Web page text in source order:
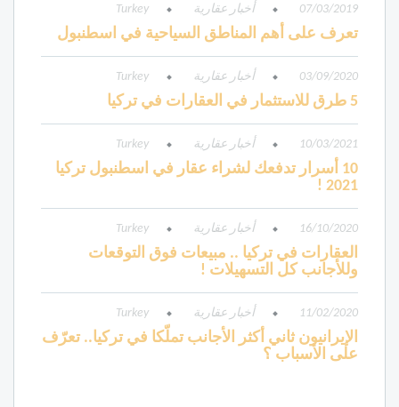
07/03/2019 أخبار عقارية Turkey
تعرف على أهم المناطق السياحية في اسطنبول
03/09/2020 أخبار عقارية Turkey
5 طرق للاستثمار في العقارات في تركيا
10/03/2021 أخبار عقارية Turkey
10 أسرار تدفعك لشراء عقار في اسطنبول تركيا
2021 !
16/10/2020 أخبار عقارية Turkey
العقارات في تركيا .. مبيعات فوق التوقعات
وللأجانب كل التسهيلات !
11/02/2020 أخبار عقارية Turkey
الإيرانيون ثاني أكثر الأجانب تملّكا في تركيا.. تعرّف
على الأسباب ؟